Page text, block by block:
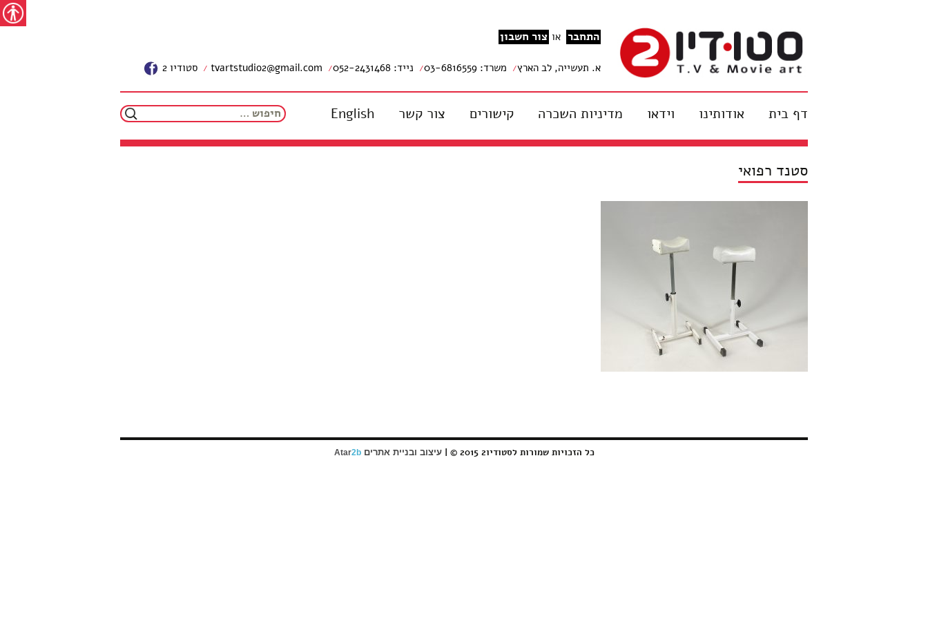
studio2
התחבר או צור חשבון
א. תעשייה, לב הארץ משרד: 03-6816559 נייד: 052-2431468 tvartstudio2@gmail.com סטודיו 2
דף בית אודותינו וידאו מדיניות השכרה קישורים צור קשר English חיפוש:
סטנד רפואי
כל הזכויות שמורות לסטודיו2 2015 © | עיצוב ובניית אתרים Atar2b